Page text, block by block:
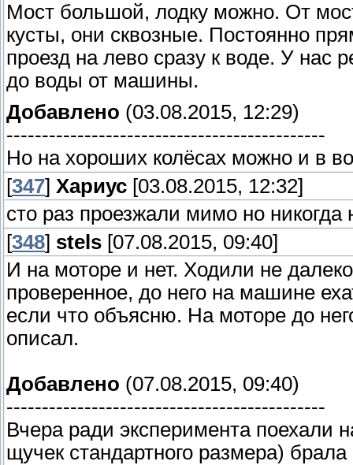
Мост большой, лодку можно. От
кусты, они сквозные. Постоянно
проезд на лево сразу к воде. У нас
до воды от машины.
Добавлено (03.08.2015, 12:29)
---------------------------------------------
Но на хороших колёсах можно и в
[347] Хариус [03.08.2015, 12:32]
сто раз проезжали мимо но
[348] stels [07.08.2015, 09:40]
И на моторе и нет. Ходили не
проверенное, до него на машине
если что объясню. На моторе до
описал.
Добавлено (07.08.2015, 09:40)
---------------------------------------------
Вчера ради эксперимента поехали
щучек стандартного размера)